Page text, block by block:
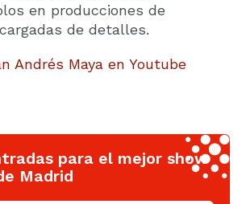
en producciones de
de detalles.
Andrés Maya en Youtube
para el mejor show
Madrid